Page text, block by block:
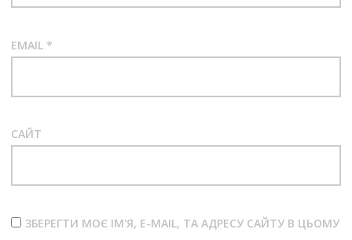
EMAIL *
САЙТ
ЗБЕРЕГТИ МОЄ ІМ'Я, E-MAIL, ТА АДРЕСУ САЙТУ В ЦЬОМУ